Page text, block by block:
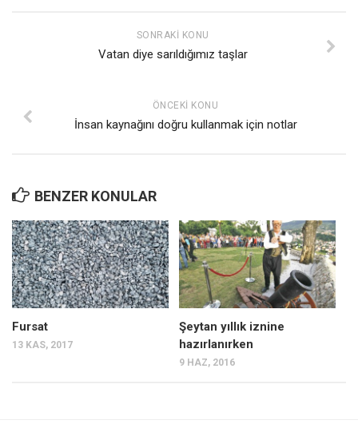
SONRAKI KONU
Vatan diye sarıldığımız taşlar
ÖNCEKI KONU
İnsan kaynağını doğru kullanmak için notlar
BENZER KONULAR
Fursat
13 KAS, 2017
Şeytan yıllık iznine
hazırlanırken
9 HAZ, 2016